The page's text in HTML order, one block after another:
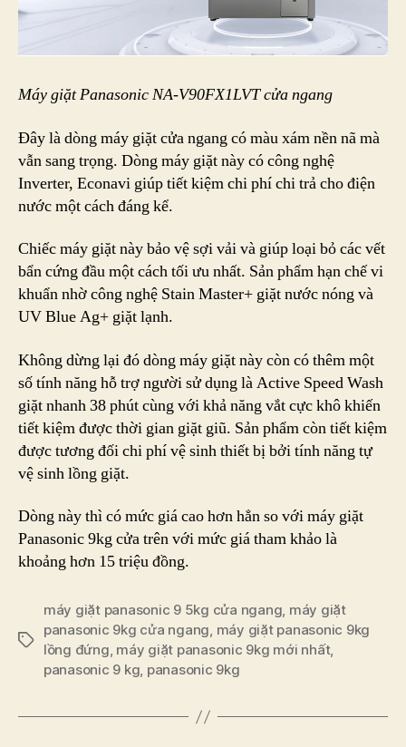
Máy giặt Panasonic NA-V90FX1LVT cửa ngang
Đây là dòng máy giặt cửa ngang có màu xám nền nã mà
vẫn sang trọng. Dòng máy giặt này có công nghệ
Inverter, Econavi giúp tiết kiệm chi phí chi trả cho điện
nước một cách đáng kể.
Chiếc máy giặt này bảo vệ sợi vải và giúp loại bỏ các vết
bẩn cứng đầu một cách tối ưu nhất. Sản phẩm hạn chế vi
khuẩn nhờ công nghệ Stain Master+ giặt nước nóng và
UV Blue Ag+ giặt lạnh.
Không dừng lại đó dòng máy giặt này còn có thêm một
số tính năng hỗ trợ người sử dụng là Active Speed Wash
giặt nhanh 38 phút cùng với khả năng vắt cực khô khiến
tiết kiệm được thời gian giặt giũ. Sản phẩm còn tiết kiệm
được tương đối chi phí vệ sinh thiết bị bởi tính năng tự
vệ sinh lồng giặt.
Dòng này thì có mức giá cao hơn hẳn so với máy giặt
Panasonic 9kg cửa trên với mức giá tham khảo là
khoảng hơn 15 triệu đồng.
Tags
máy giặt panasonic 9 5kg cửa ngang, máy giặt
panasonic 9kg cửa ngang, máy giặt panasonic 9kg
lồng đứng, máy giặt panasonic 9kg mới nhất,
panasonic 9 kg, panasonic 9kg